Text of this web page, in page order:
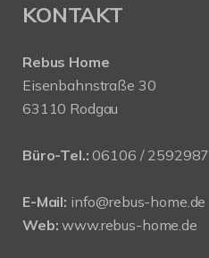
KONTAKT
Rebus Home
Eisenbahnstraße 30
63110 Rodgau
Büro-Tel.:06106 / 2592987
E-Mail: info@rebus-home.de
Web:www.rebus-home.de